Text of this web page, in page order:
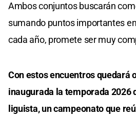
Ambos conjuntos buscarán
sumando puntos importantes
cada año, promete ser muy
Con estos encuentros quedará
inaugurada la temporada 2026
liguista, un campeonato que